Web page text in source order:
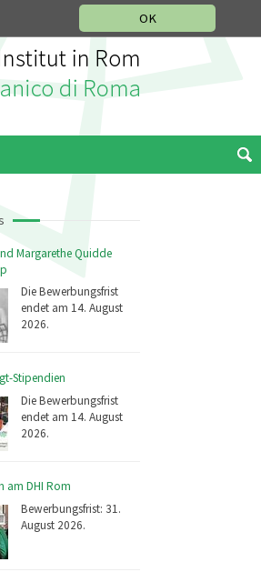
OK
Margarethe Quidde
Die Bewerbungsfrist
endet am 14. August
2026.
Stipendien
Die Bewerbungsfrist
endet am 14. August
2026.
am DHI Rom
Bewerbungsfrist: 31.
August 2026.